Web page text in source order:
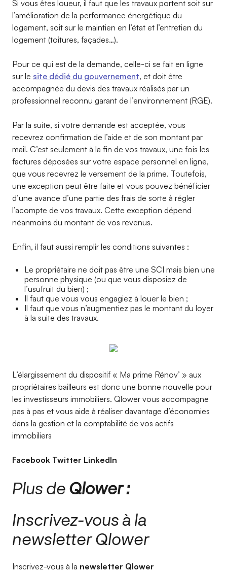
Si vous êtes loueur, il faut que les travaux portent soit sur
l’amélioration de la performance énergétique du
logement, soit sur le maintien en l’état et l’entretien du
logement (toitures, façades…).
Pour ce qui est de la demande, celle-ci se fait en ligne
sur le site dédié du gouvernement, et doit être
accompagnée du devis des travaux réalisés par un
professionnel reconnu garant de l’environnement (RGE).
Par la suite, si votre demande est acceptée, vous
recevrez confirmation de l’aide et de son montant par
mail. C’est seulement à la fin de vos travaux, une fois les
factures déposées sur votre espace personnel en ligne,
que vous recevrez le versement de la prime. Toutefois,
une exception peut être faite et vous pouvez bénéficier
d’une avance d’une partie des frais de sorte à régler
l’acompte de vos travaux. Cette exception dépend
néanmoins du montant de vos revenus.
Enfin, il faut aussi remplir les conditions suivantes :
Le propriétaire ne doit pas être une SCI mais bien une
personne physique (ou que vous disposiez de
l’usufruit du bien) ;
Il faut que vous vous engagiez à louer le bien ;
Il faut que vous n’augmentiez pas le montant du loyer
à la suite des travaux.
L’élargissement du dispositif « Ma prime Rénov’ » aux
propriétaires bailleurs est donc une bonne nouvelle pour
les investisseurs immobiliers. Qlower vous accompagne
pas à pas et vous aide à réaliser davantage d’économies
dans la gestion et la comptabilité de vos actifs
immobiliers
Facebook Twitter LinkedIn
Plus de Qlower :
Inscrivez-vous à la
newsletter Qlower​
Inscrivez-vous à la newsletter Qlower​